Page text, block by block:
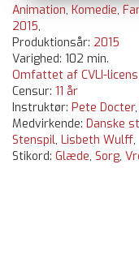
Animation,Komedie,
2015,
Produktionsår: 2015
Varighed: 102 min.
Omfattet af CVLI-licens
Censur: 11 år
Instruktør: Pete Docter,
Medvirkende: Danske
Stenspil, Lisbeth Wulff,
Stikord: Glæde, Sorg,